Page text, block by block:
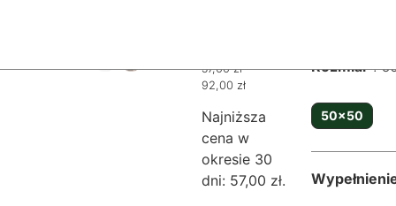
57,00zł –
92,00 zł
Najniższa
cena w
okresie 30
dni: 57,00 zł.
Rozmiar
50x50